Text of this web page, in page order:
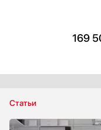
169
Статьи